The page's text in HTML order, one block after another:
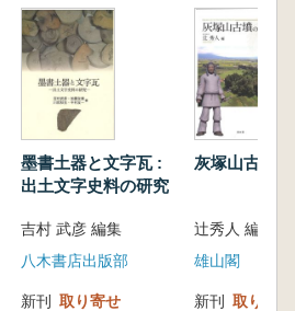
遺跡間関係の動態を検討す
ていた集落やその周辺の土
を及ぼすことを試みた。第Ⅱ
ールド、外からの視点で、
場」を相対化するととも
に残された課題のあぶり出
観」を真正面から論じてい
ども、個々の論考で明らか
元を目指した。我々の挑戦
は読者の判断に委ねるほか
墨書土器と文字瓦 :
出土文字史料の研究
吉村 武彦 編集
八木書店出版部
新刊 取り寄せ
灰塚山古墳
辻秀人 編
雄山閣
新刊 取り寄せ